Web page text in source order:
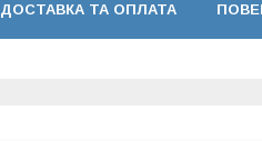
ДОСТАВКА ТА ОПЛАТА